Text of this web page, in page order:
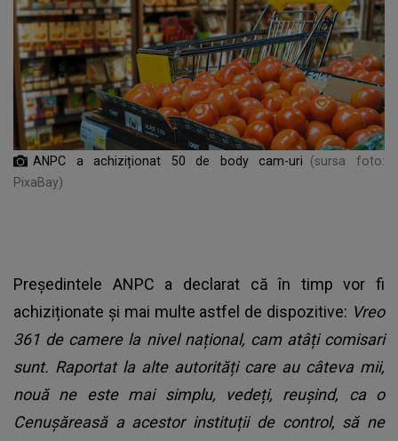
ANPC a achiziționat 50 de body cam-uri
(sursa foto:
PixaBay)
Președintele ANPC a declarat că în timp vor fi
achiziționate și mai multe astfel de dispozitive: Vreo
361 de camere la nivel național, cam atâți comisari
sunt. Raportat la alte autorități care au câteva mii,
nouă ne este mai simplu, vedeți, reușind, ca o
Cenușăreasă a acestor instituții de control, să ne